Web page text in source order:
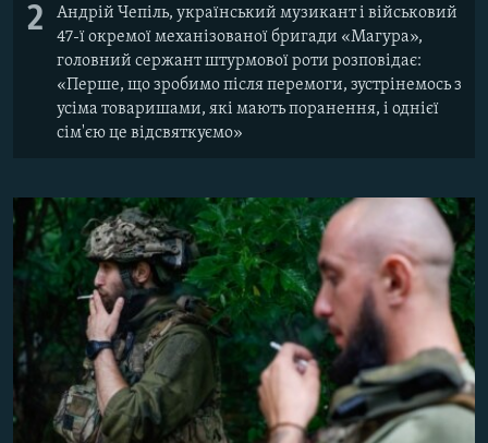
2
Андрій Чепіль, український музикант і військовий
47-ї окремої механізованої бригади «Магура»,
головний сержант штурмової роти розповідає:
«Перше, що зробимо після перемоги, зустрінемось з
усіма товаришами, які мають поранення, і однієї
сім'єю це відсвяткуємо»